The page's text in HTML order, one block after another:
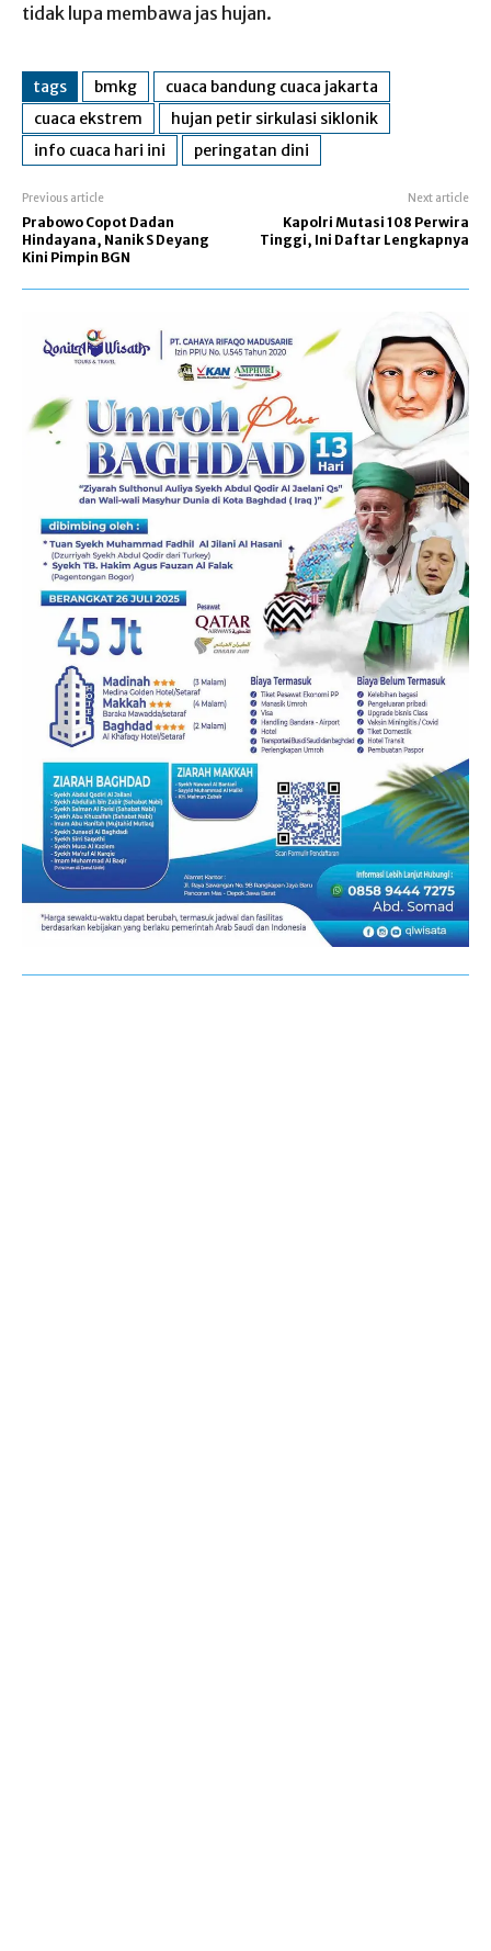
tidak lupa membawa jas hujan.
tags bmkg
cuaca bandung cuaca jakarta
cuaca ekstrem
hujan petir​ sirkulasi siklonik
​info cuaca hari ini​
peringatan dini​
Previous article
Prabowo Copot Dadan
Hindayana, Nanik S Deyang
Kini Pimpin BGN
Next article
Kapolri Mutasi 108 Perwira
Tinggi, Ini Daftar Lengkapnya